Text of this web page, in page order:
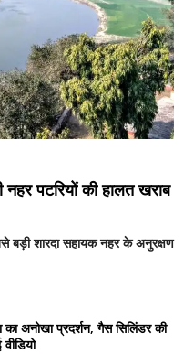
पटरियों की हालत खराब
बड़ी शारदा सहायक नहर के अनुरक्षण
का अनोखा प्रदर्शन, गैस सिलिंडर की